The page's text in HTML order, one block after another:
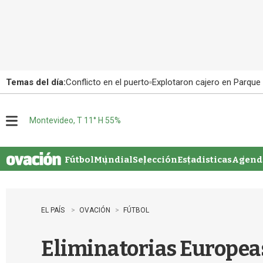
Temas del día:Conflicto en el puerto Explotaron cajero en
u
Montevideo, T 11° H 55%
FútbolMundialSelecciónEstadisticas
EL PAÍS OVACIÓN FÚTBOL
Eliminatorias